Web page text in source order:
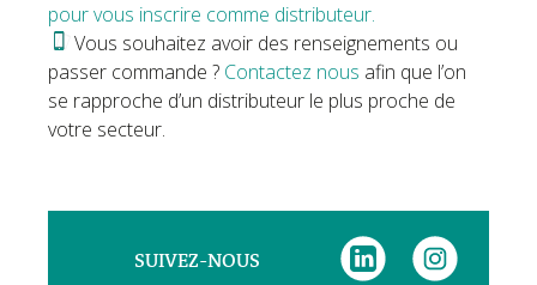
SUIVEZ-NOUS
pour vous inscrire comme distributeur.
Vous souhaitez avoir des renseignements ou
passer commande ? Contactez nous afin que l’on
se rapproche d’un distributeur le plus proche de
votre secteur.